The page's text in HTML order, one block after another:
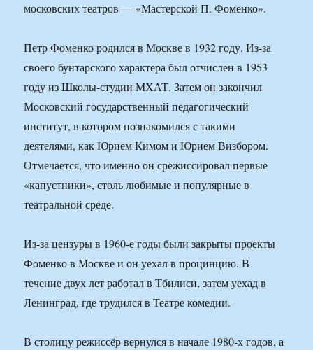
московских театров — «Мастерской П. Фоменко».
Петр Фоменко родился в Москве в 1932 году. Из-за
своего бунтарского характера был отчислен в 1953
году из Школы-студии МХАТ. Затем он закончил
Московский государственный педагогический
институт, в котором познакомился с такими
деятелями, как Юрием Кимом и Юрием Визбором.
Отмечается, что именно он срежиссировал первые
«капустники», столь любимые и популярные в
театральной среде.
Из-за цензуры в 1960-е годы были закрыты проекты
Фоменко в Москве и он уехал в процинцию. В
течение двух лет работал в Тбилиси, затем уехад в
Ленинград, где трудился в Театре комедии.
В столицу режиссёр вернулся в начале 1980-х годов, а